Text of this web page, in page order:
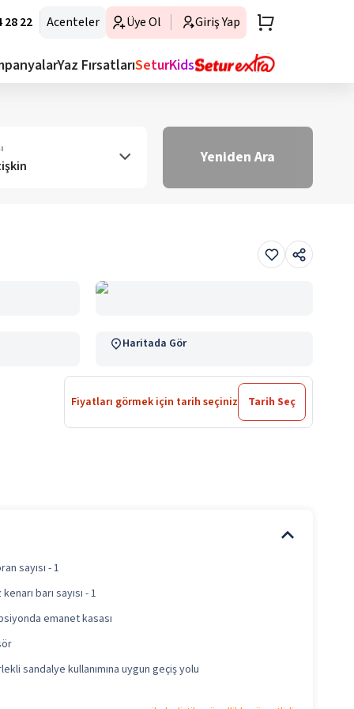
28 22 Acenteler Üye Ol Giriş Yap
Yaz FırsatlarıSeturKids
Yeniden Ara
Haritada Gör
Fiyatları görmek için tarih seçiniz Tarih Seç
sayısı - 1
barı sayısı - 1
emanet kasası
sandalye kullanımına uygun geçiş yolu